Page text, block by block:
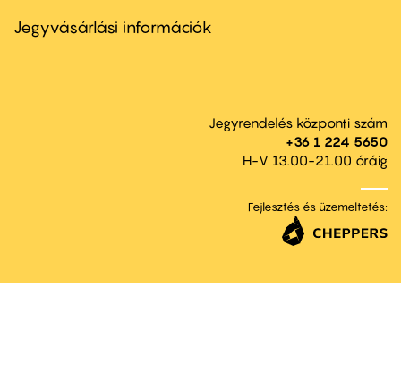
second
Jegyvásárlási információk
Jegyrendelés központi szám
+36 1 224 5650
H-V 13.00-21.00 óráig
Fejlesztés és üzemeltetés: